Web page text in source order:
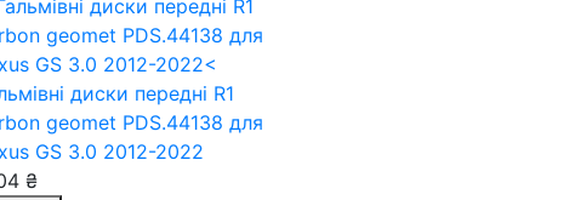
диски передні R1
geomet PDS.44138 для
GS 3.0 2012-2022
₴